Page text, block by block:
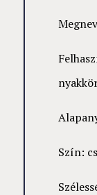
Szín: